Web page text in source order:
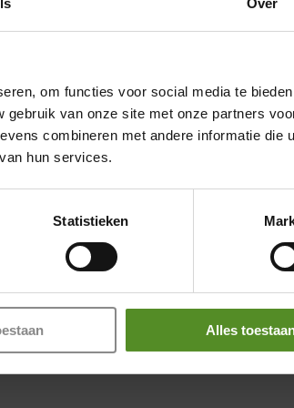
om functies voor social media te
van onze site met onze partners
combineren met andere informatie die
hun services.
Statistieken
Alles
– 17:00
– 17:00
– 17:00
– 17:00
×